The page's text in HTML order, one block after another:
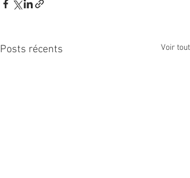
Posts récents Voir tout